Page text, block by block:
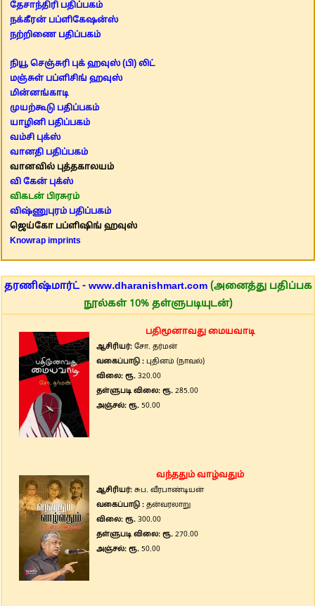
தேசாந்திரி பதிப்பகம்
நக்கீரன் பப்ளிகேஷன்ஸ்
நற்றிணை பதிப்பகம்
நியூ செஞ்சுரி புக் ஹவுஸ் (பி) லிட்
மஞ்சுள் பப்ளிசிங் ஹவுஸ்
மின்னங்காடி
முயற்கூடு பதிப்பகம்
யாழினி பதிப்பகம்
வம்சி புக்ஸ்
வானதி பதிப்பகம்
வானவில் புத்தகாலயம்
வி கேன் புக்ஸ்
விகடன் பிரசுரம்
விஷ்ணுபுரம் பதிப்பகம்
ஜெய்கோ பப்ளிஷிங் ஹவுஸ்
Knowrap imprints
தரணிஷ்மார்ட் - www.dharanishmart.com (அனைத்து பதிப்பக
நூல்கள் 10% தள்ளுபடியுடன்)
பதிமூனாவது மையவாடி
ஆசிரியர்: சோ. தர்மன்
வகைப்பாடு : புதினம் (நாவல்)
விலை: ரூ. 320.00
தள்ளுபடி விலை: ரூ. 285.00
அஞ்சல்: ரூ. 50.00
வந்ததும் வாழ்வதும்
ஆசிரியர்: சுப. வீரபாண்டியன்
வகைப்பாடு : தன்வரலாறு
விலை: ரூ. 300.00
தள்ளுபடி விலை: ரூ. 270.00
அஞ்சல்: ரூ. 50.00